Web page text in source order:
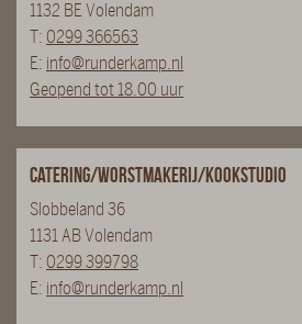
1132 BE Volendam
T: 0299 366563
E: info@runderkamp.nl
Geopend tot 18.00 uur
Catering/Worstmakerij/Kookstudio
Slobbeland 36
1131 AB Volendam
T: 0299 399798
E: info@runderkamp.nl